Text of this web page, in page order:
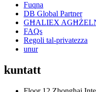
Fuqna
DB Global Partner
GĦALIEX
FAQs
Regoli tal-privatezza
unur
kuntatt